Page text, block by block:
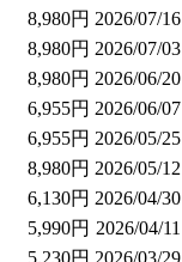
8,980円 2026/07/16
8,980円 2026/07/03
8,980円 2026/06/20
6,955円 2026/06/07
6,955円 2026/05/25
8,980円 2026/05/12
6,130円 2026/04/30
5,990円 2026/04/11